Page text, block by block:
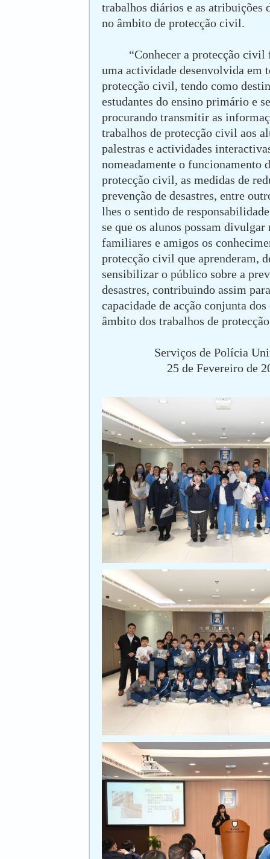
trabalhos diários e as atribuições
no âmbito de protecção civil.
“Conhecer a protecção civil
uma actividade desenvolvida em
protecção civil, tendo como
estudantes do ensino primário e
procurando transmitir as
trabalhos de protecção civil aos
palestras e actividades
nomeadamente o funcionamento
protecção civil, as medidas de
prevenção de desastres, entre
lhes o sentido de
se que os alunos possam divulgar
familiares e amigos os
protecção civil que aprenderam,
sensibilizar o público sobre a
desastres, contribuindo assim
capacidade de acção conjunta dos
âmbito dos trabalhos de
Serviços de Polícia
25 de Fevereiro de